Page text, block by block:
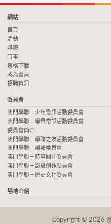
網站
首頁
活動
媒體
時事
表格下載
成為會員
招聘資訊
委員會
澳門學聯－少年警訊活動委員會
澳門學聯－學界常設活動委員會
委員會簡介
澳門學聯－學聯之友活動委員會
澳門學聯－編輯委員會
澳門學聯－時事關注委員會
澳門學聯－影攝創作委員會
澳門學聯－歷史文化委員會
場地介紹
Copyright © 2026